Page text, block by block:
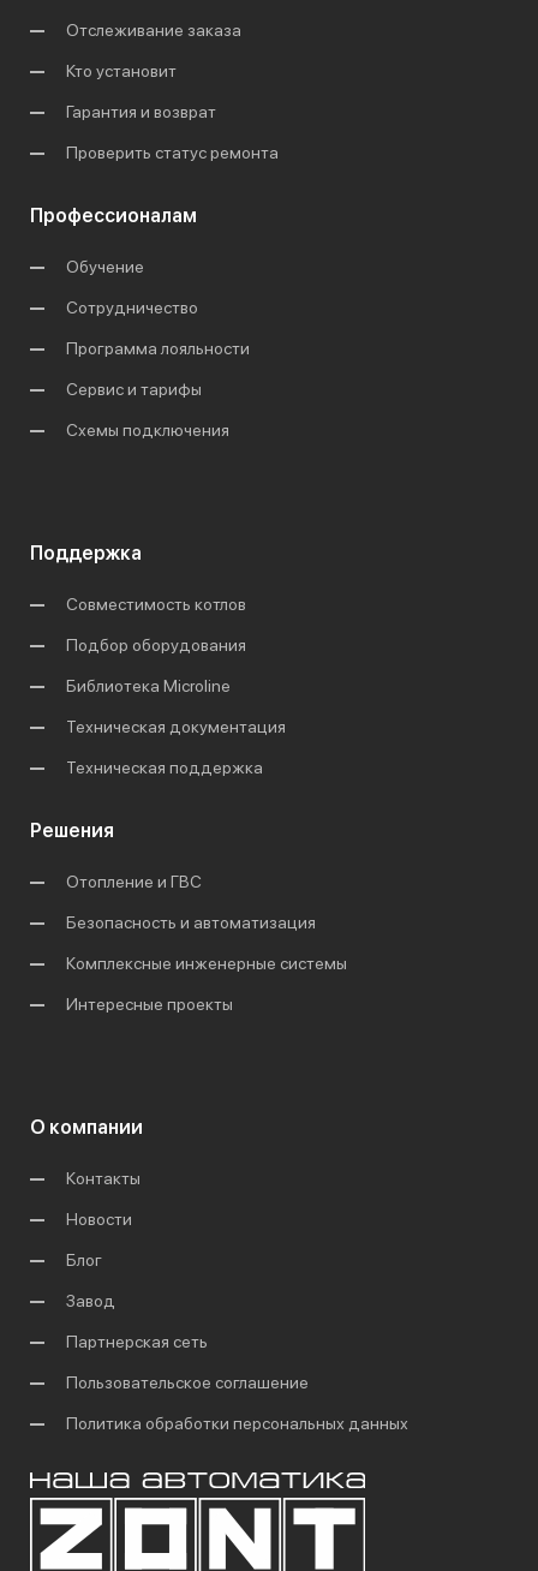
Отслеживание заказа
Кто установит
Гарантия и возврат
Проверить статус ремонта
Профессионалам
Обучение
Сотрудничество
Программа лояльности
Сервис и тарифы
Схемы подключения
Поддержка
Совместимость котлов
Подбор оборудования
Библиотека Microline
Техническая документация
Техническая поддержка
Решения
Отопление и ГВС
Безопасность и автоматизация
Комплексные инженерные системы
Интересные проекты
О компании
Контакты
Новости
Блог
Завод
Партнерская сеть
Пользовательское соглашение
Политика обработки персональных данных